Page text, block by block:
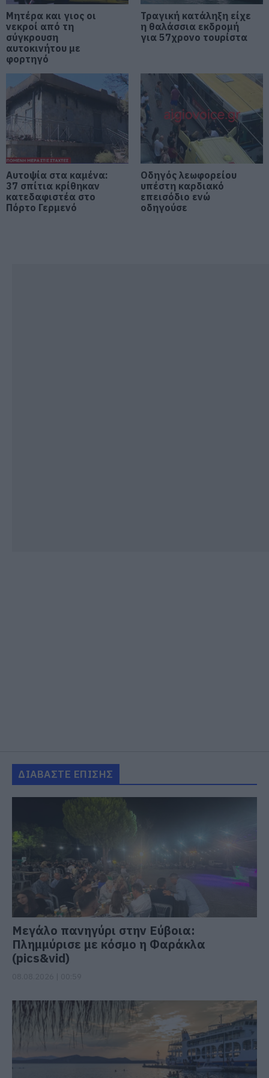
07.08.2026 | 19:10
Νέο επίδομα 600 ευρώ για
σπουδαστές: Οι δικαιούχοι
07.08.2026 | 19:00
Αυτός ο δήμος της Εύβοιας πάει
στα δικαστήρια για τις
ανεμογεννήτριες
07.08.2026 | 18:40
Τραγική κατάληξη είχε η
θαλάσσια εκδρομή για 57χρονο
τουρίστα
07.08.2026 | 18:20
Μητέρα και γιος οι
νεκροί από τη
σύγκρουση
αυτοκινήτου με
φορτηγό
Τραγική κατάληξη είχε
η θαλάσσια εκδρομή
για 57χρονο τουρίστα
Αυτοψία στα καμένα:
37 σπίτια κρίθηκαν
κατεδαφιστέα στο
Πόρτο Γερμενό
Οδηγός λεωφορείου
υπέστη καρδιακό
επεισόδιο ενώ
οδηγούσε
ΔΙΑΒΑΣΤΕ ΕΠΙΣΗΣ
Μεγάλο πανηγύρι στην Εύβοια:
Πλημμύρισε με κόσμο η Φαράκλα
(pics&vid)